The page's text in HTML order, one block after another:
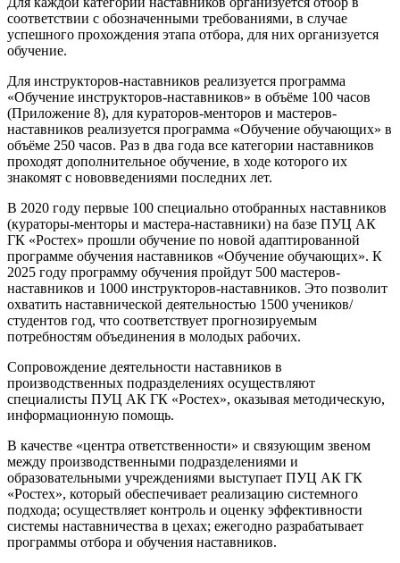
соответствии с обозначенными требованиями, в случае
успешного прохождения этапа отбора, для них организуется
обучение.
Для инструкторов-наставников реализуется программа
«Обучение инструкторов-наставников» в объёме 100 часов
(Приложение 8), для кураторов-менторов и мастеров-
наставников реализуется программа «Обучение обучающих» в
объёме 250 часов. Раз в два года все категории наставников
проходят дополнительное обучение, в ходе которого их
знакомят с нововведениями последних лет.
В 2020 году первые 100 специально отобранных наставников
(кураторы-менторы и мастера-наставники) на базе ПУЦ АК
ГК «Ростех» прошли обучение по новой адаптированной
программе обучения наставников «Обучение обучающих». К
2025 году программу обучения пройдут 500 мастеров-
наставников и 1000 инструкторов-наставников. Это позволит
охватить наставнической деятельностью 1500 учеников/
студентов год, что соответствует прогнозируемым
потребностям объединения в молодых рабочих.
Сопровождение деятельности наставников в
производственных подразделениях осуществляют
специалисты ПУЦ АК ГК «Ростех», оказывая методическую,
информационную помощь.
В качестве «центра ответственности» и связующим звеном
между производственными подразделениями и
образовательными учреждениями выступает ПУЦ АК ГК
«Ростех», который обеспечивает реализацию системного
подхода; осуществляет контроль и оценку эффективности
системы наставничества в цехах; ежегодно разрабатывает
программы отбора и обучения наставников.